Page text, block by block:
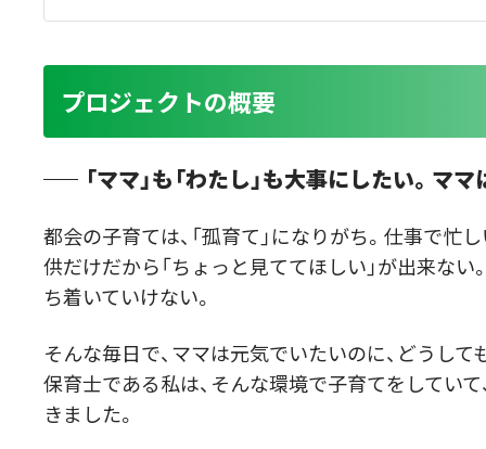
プロジェクトの概要
「ママ」も「わたし」も大事にしたい。マ
都会の子育ては、「孤育て」になりがち。仕事で
供だけだから「ちょっと見ててほしい」が出来な
ち着いていけない。
そんな毎日で、ママは元気でいたいのに、どうし
保育士である私は、そんな環境で子育てをしてい
きました。